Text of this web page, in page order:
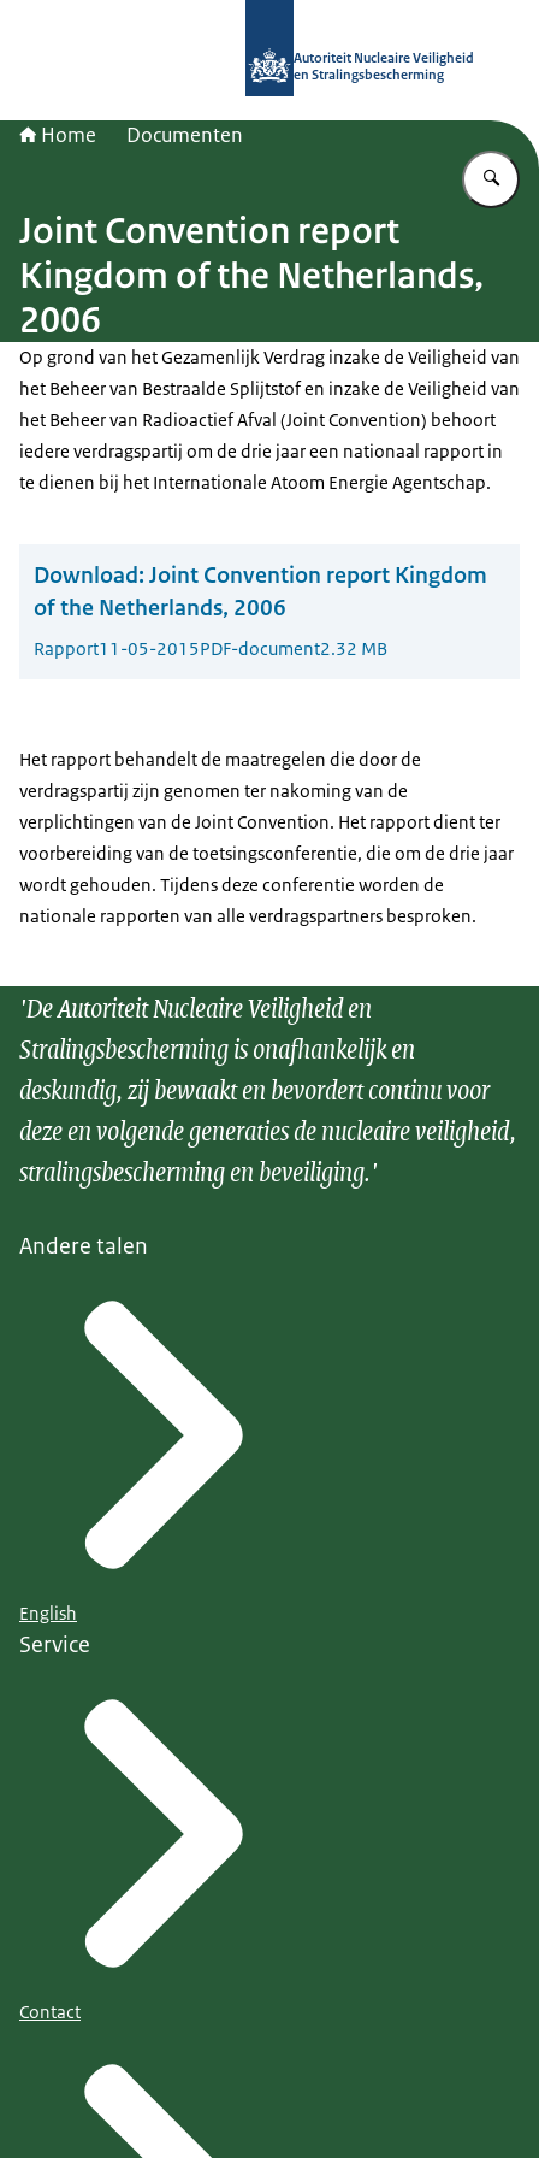
Autoriteit Nucleaire Veiligheid
en Stralingsbescherming
Home Documenten
Joint Convention report
Kingdom of the Netherlands,
2006
Op grond van het Gezamenlijk Verdrag inzake de Veiligheid van
het Beheer van Bestraalde Splijtstof en inzake de Veiligheid van
het Beheer van Radioactief Afval (Joint Convention) behoort
iedere verdragspartij om de drie jaar een nationaal rapport in
te dienen bij het Internationale Atoom Energie Agentschap.
Download: Joint Convention report Kingdom
of the Netherlands, 2006
Rapport11-05-2015PDF-document2.32 MB
Het rapport behandelt de maatregelen die door de
verdragspartij zijn genomen ter nakoming van de
verplichtingen van de Joint Convention. Het rapport dient ter
voorbereiding van de toetsingsconferentie, die om de drie jaar
wordt gehouden. Tijdens deze conferentie worden de
nationale rapporten van alle verdragspartners besproken.
'De Autoriteit Nucleaire Veiligheid en
Stralingsbescherming is onafhankelijk en
deskundig, zij bewaakt en bevordert continu voor
deze en volgende generaties de nucleaire veiligheid,
stralingsbescherming en beveiliging.'
Andere talen
English
Service
Contact